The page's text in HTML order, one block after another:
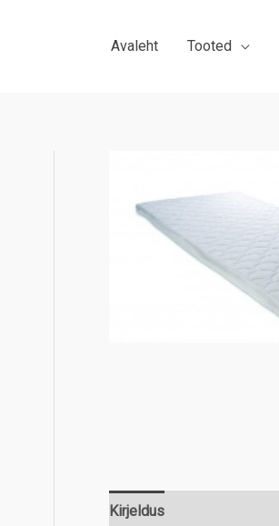
Avaleht Tooted
Kirjeldus